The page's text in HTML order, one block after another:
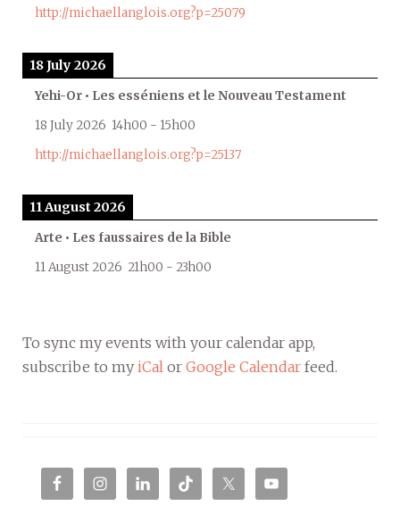
http://michaellanglois.org?p=25079
18 July 2026
Yehi-Or • Les esséniens et le Nouveau Testament
18 July 2026 14h00 - 15h00
http://michaellanglois.org?p=25137
11 August 2026
Arte • Les faussaires de la Bible
11 August 2026 21h00 - 23h00
To sync my events with your calendar app,
subscribe to my iCal or Google Calendar feed.